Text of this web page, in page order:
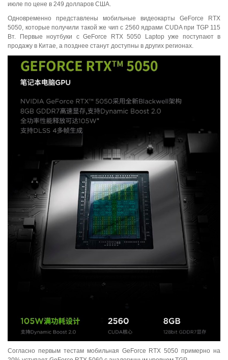
июле по цене в 249 долларов США.
Одновременно представлены мобильные видеокарты GeForce RTX
5050, которые получили такой же чип с 2560 ядрами CUDA при TGP 115
Вт. Первые ноутбуки с GeForce RTX 5050 Laptop уже поступают в
продажу в Китае, а позднее станут доступны в других регионах.
Согласно первым тестам мобильная GeForce RTX 5050 примерно на